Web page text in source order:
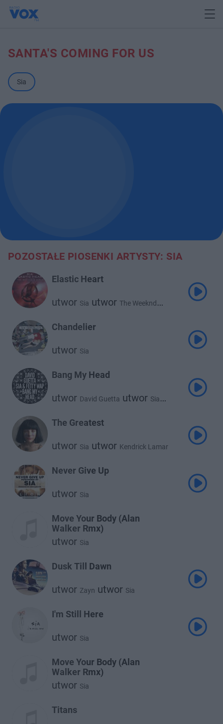
SANTA'S COMING FOR US
Sia
POZOSTAŁE PIOSENKI ARTYSTY: SIA
Elastic Heart
utwor Sia utwor The Weeknd
Chandelier
utwor Sia
Bang My Head
utwor David Guetta utwor Sia
The Greatest
utwor Sia utwor Kendrick Lamar
Never Give Up
utwor Sia
Move Your Body (Alan
Walker Rmx)
utwor Sia
Dusk Till Dawn
utwor Zayn utwor Sia
I'm Still Here
utwor Sia
Move Your Body (Alan
Walker Rmx)
utwor Sia
Titans